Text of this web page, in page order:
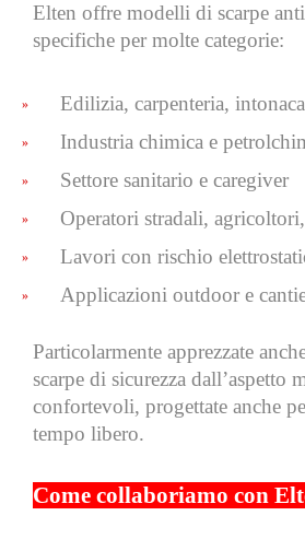
Elten offre modelli di scarpe
specifiche per molte categorie:
Edilizia, carpenteria,
Industria chimica e
Settore sanitario e caregiver
Operatori stradali,
Lavori con rischio
Applicazioni outdoor e
Particolarmente apprezzate
scarpe di sicurezza dall’aspetto
confortevoli, progettate anche
tempo libero.
Come collaboriamo con